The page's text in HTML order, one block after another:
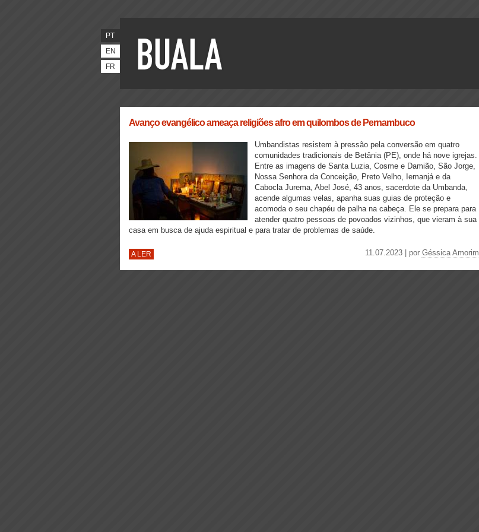
PT
EN
FR
Avanço evangélico ameaça religiões afro em quilombos de Pernambuco
Umbandistas resistem à pressão pela conversão em quatro
comunidades tradicionais de Betânia (PE), onde há nove igrejas.
Entre as imagens de Santa Luzia, Cosme e Damião, São Jorge,
Nossa Senhora da Conceição, Preto Velho, Iemanjá e da
Cabocla Jurema, Abel José, 43 anos, sacerdote da Umbanda,
acende algumas velas, apanha suas guias de proteção e
acomoda o seu chapéu de palha na cabeça. Ele se prepara para
atender quatro pessoas de povoados vizinhos, que vieram à sua
casa em busca de ajuda espiritual e para tratar de problemas de saúde.
A LER 11.07.2023 | por Géssica Amorim